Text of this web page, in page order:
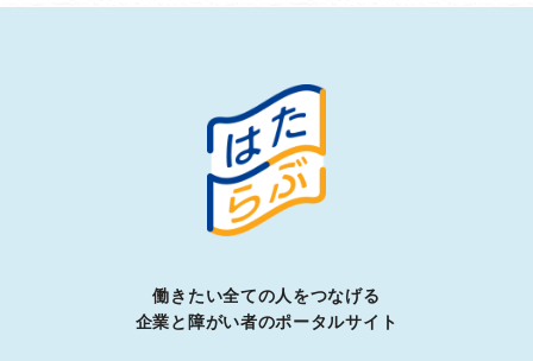
働きたい全ての人をつなげる
企業と障がい者のポータルサイト